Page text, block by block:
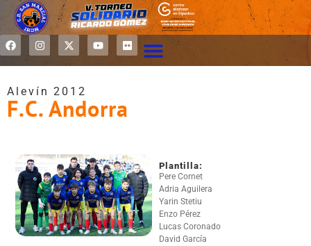
Alevín 2012
F.C. Andorra
Plantilla:
Pere Cornet
Adria Aguilera
Yarin Stetiu
Enzo Pérez
Lucas Coronado
David García